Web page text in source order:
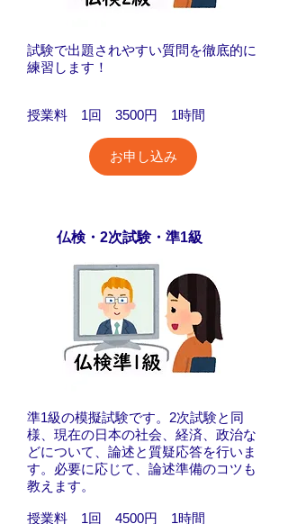
試験で出題されやすい質問を徹底的に
練習します！
​授業料 1回 3500円 1時間
お申し込み
仏検・2次試験・準1級
準1級の模擬試験です。2次試験と同
様、現在の日本の社会、経済、政治な
どについて、論述と質疑応答を行いま
す。必要に応じて、論述準備のコツも
教えます。
​授業料 1回 4500円 1時間